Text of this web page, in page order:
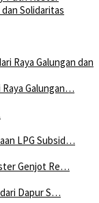
Solidaritas
Raya Galungan…
LPG Subsid…
Genjot Re…
Dapur S…